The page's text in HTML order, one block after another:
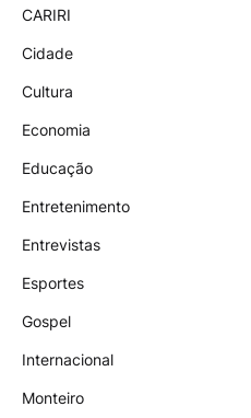
CARIRI
Cidade
Cultura
Economia
Educação
Entretenimento
Entrevistas
Esportes
Gospel
Internacional
Monteiro